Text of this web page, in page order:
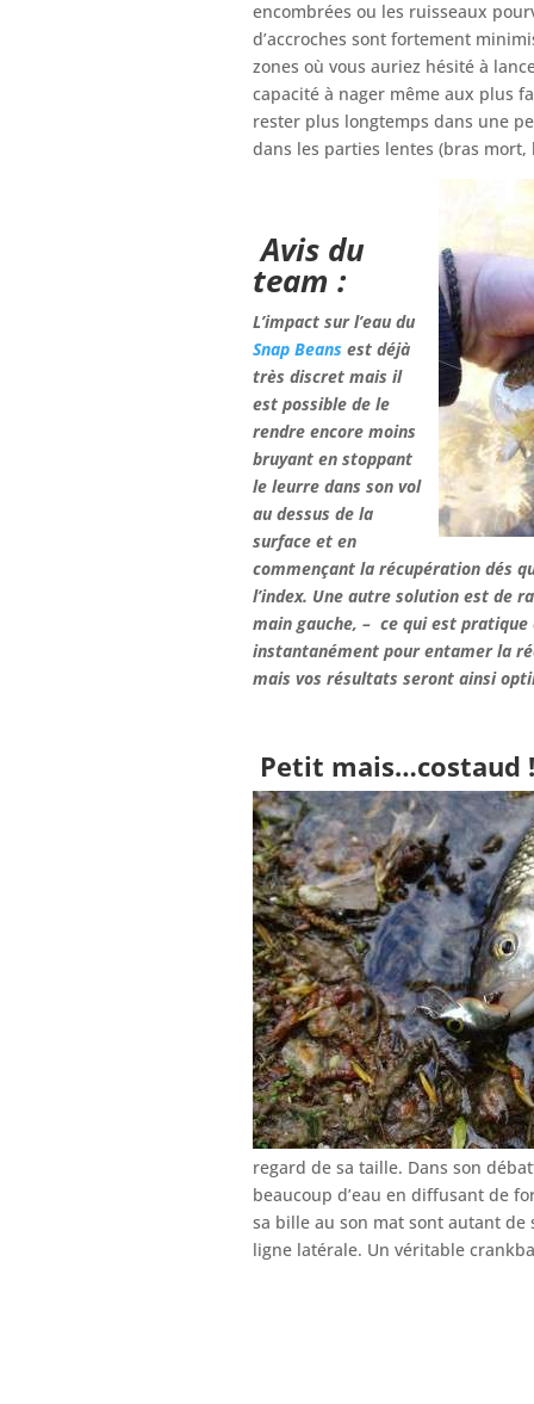
encombrées ou les ruisseaux
d’accroches sont fortement
zones où vous auriez hésité à
capacité à nager même aux plus
rester plus longtemps dans une
dans les parties lentes (bras mort,
Avis du
team :
L’impact sur l’eau du
Snap Beans est déjà
très discret mais il
est possible de le
rendre encore moins
bruyant en stoppant
le leurre dans son vol
au dessus de la
surface et en
commençant la récupération dés
l’index. Une autre solution est de
main gauche, – ce qui est
instantanément pour entamer la
mais vos résultats seront ainsi
Petit mais…costaud !
regard de sa taille. Dans son
beaucoup d’eau en diffusant de
sa bille au son mat sont autant
ligne latérale. Un véritable